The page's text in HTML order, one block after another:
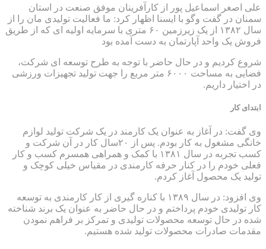
علی اصغر اسماعیل پور از کارآفرینان موفق صنعت در استان
سمنان در گفت وگو با ایسنا اظهار کرد: ما فعالیت تولیدی مان را از
سال ۱۳۸۲ از یک زیرزمین ۶۰ متری با سرمایه اولیه ای که از طریق
فروش یک واحد آپارتمان به دست آمده بود
شروع کردیم و در حال حاضر با توجه به طرح توسعه ای شرکت،
فضایی به مساحت ۶۰۰۰ متر مربع را جهت تولید تجهیزات ورزشی
در اختیار داریم.
ابتدای کار
وی گفت: در آغاز به عنوان یک کارمند در یک شرکت تولید لوازم
خانگی مشغول به کار بودم. پس از ۲۰سال کار در آن شرکت و
کسب تجربه در سال ۱۳۸۱ با کمک و همراهی همسرم کسب و کار
فعلی خودم را در کنار حرفه کارمندی در مقیاس خیلی کوچک و
تولید یک محصول آغاز کردم.
وی افزود: در سال ۱۳۸۹ با کناره گیری از کار کارمندی به توسعه
کار تولیدی خودم پرداختم و در حال حاضر به عنوان یک برند شناخته
شده در حال توسعه محصولات تولیدی و تمرکز بر فراهم نمودن
مقدمات صادرات محصولات تولید شده هستیم.